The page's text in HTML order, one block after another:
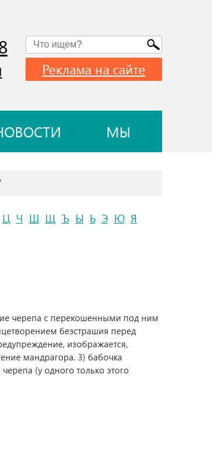
Реклама на сайте
МЫ
Ц Ч Ш Щ Ъ Ы Ь Э Ю Я
черепа с перекошенными под ним
безстрашия перед
изображается,
мандрагора. 3) бабочка
(у одного только этого